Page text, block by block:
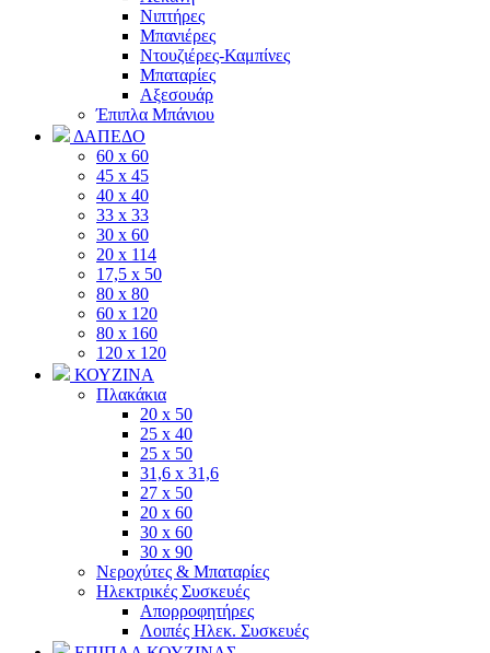
Νιπτήρες
Μπανιέρες
Ντουζιέρες-Καμπίνες
Μπαταρίες
Αξεσουάρ
Έπιπλα Μπάνιου
ΔΑΠΕΔΟ
60 x 60
45 x 45
40 x 40
33 x 33
30 x 60
20 x 114
17,5 x 50
80 x 80
60 x 120
80 x 160
120 x 120
ΚΟΥΖΙΝΑ
Πλακάκια
20 x 50
25 x 40
25 x 50
31,6 x 31,6
27 x 50
20 x 60
30 x 60
30 x 90
Νεροχύτες & Μπαταρίες
Ηλεκτρικές Συσκευές
Απορροφητήρες
Λοιπές Ηλεκ. Συσκευές